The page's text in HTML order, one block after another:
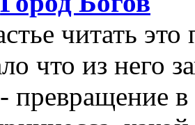
читать
что из него
в